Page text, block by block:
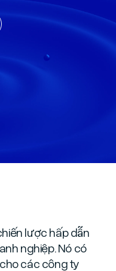
lược hấp dẫn
nghiệp. Nó có
các công ty